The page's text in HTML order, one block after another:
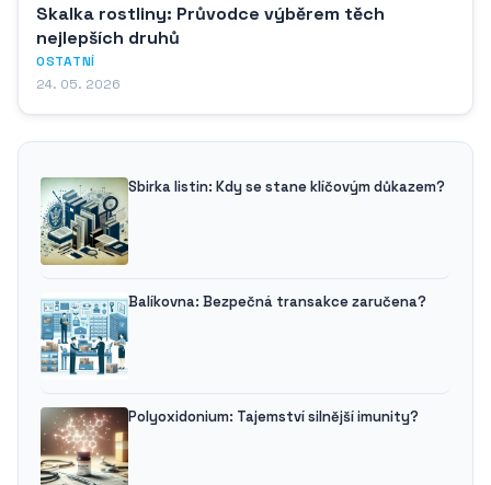
Skalka rostliny: Průvodce výběrem těch
nejlepších druhů
OSTATNÍ
24. 05. 2026
Sbirka listin: Kdy se stane klíčovým důkazem?
Balíkovna: Bezpečná transakce zaručena?
Polyoxidonium: Tajemství silnější imunity?